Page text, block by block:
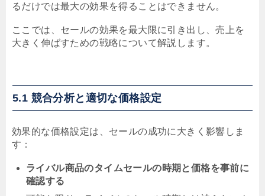
るだけでは最大の効果を得ることはできません。
ここでは、セールの効果を最大限に引き出し、売上を
大きく伸ばすための戦略について解説します。
5.1 競合分析と適切な価格設定
効果的な価格設定は、セールの成功に大きく影響しま
す：
ライバル商品のタイムセールの時期と価格を事前に
確認する